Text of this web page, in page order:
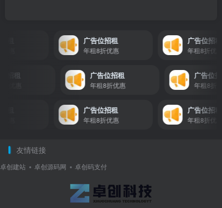
广告位招租
年租8折优惠
广告位招租
年租8折优惠
位招租 广告位招租
年租8折优惠
广告
年租8
广告位招租
年租8折优惠
广告位招租
年租8折优惠
友情链接
卓创建站 卓创源码网 卓创码支付